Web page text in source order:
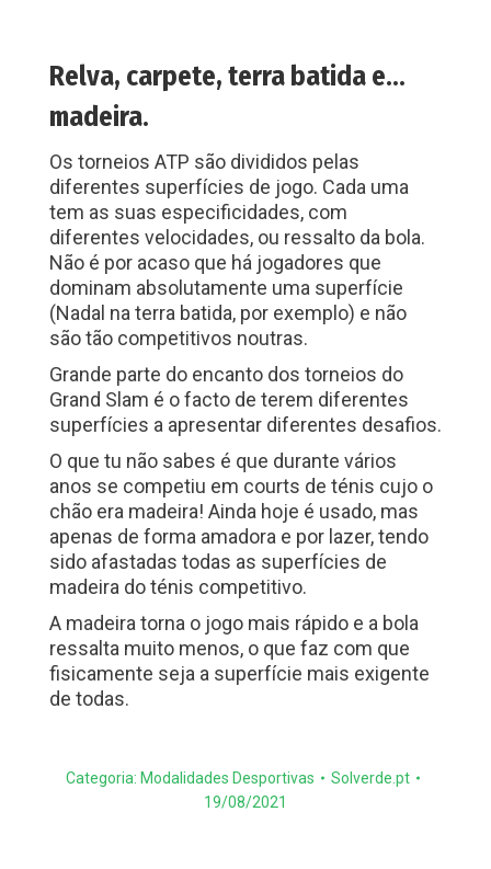
Relva, carpete, terra batida e…
madeira.
Os torneios ATP são divididos pelas
diferentes superfícies de jogo. Cada uma
tem as suas especificidades, com
diferentes velocidades, ou ressalto da bola.
Não é por acaso que há jogadores que
dominam absolutamente uma superfície
(Nadal na terra batida, por exemplo) e não
são tão competitivos noutras.
Grande parte do encanto dos torneios do
Grand Slam é o facto de terem diferentes
superfícies a apresentar diferentes desafios.
O que tu não sabes é que durante vários
anos se competiu em courts de ténis cujo o
chão era madeira! Ainda hoje é usado, mas
apenas de forma amadora e por lazer, tendo
sido afastadas todas as superfícies de
madeira do ténis competitivo.
A madeira torna o jogo mais rápido e a bola
ressalta muito menos, o que faz com que
fisicamente seja a superfície mais exigente
de todas.
Categoria: Modalidades Desportivas
Solverde.pt
19/08/2021